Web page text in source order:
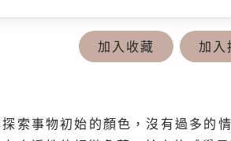
加入收藏 加入
索事物初始的顏色，沒有過多的